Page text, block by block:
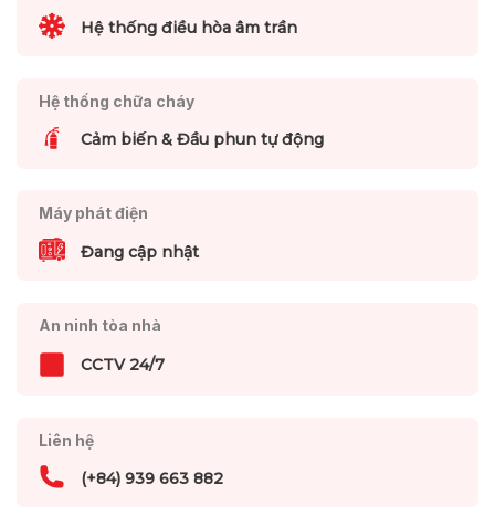
Hệ thống điều hòa âm trần
Hệ thống chữa cháy
Cảm biến & Đầu phun tự động
Máy phát điện
Đang cập nhật
An ninh tòa nhà
CCTV 24/7
Liên hệ
(+84) 939 663 882